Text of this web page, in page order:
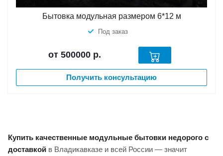
Бытовка модульная размером 6*12 м
Под заказ
от 500000 р.
Получить консультацию
Купить качественные модульные бытовки недорого с
доставкой в Владикавказе и всей России — значит